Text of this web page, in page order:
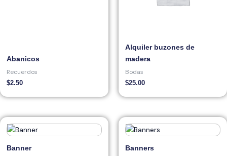
Abanicos
Recuerdos
$2.50
Alquiler buzones de
madera
Bodas
$25.00
Banner
Banners